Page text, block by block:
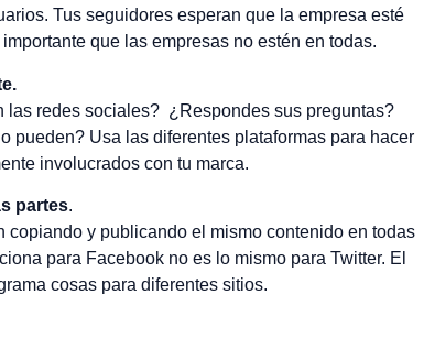
Tus seguidores esperan que la empresa esté
que las empresas no estén en todas.
las redes sociales? ¿Respondes sus preguntas?
pueden? Usa las diferentes plataformas para hacer
involucrados con tu marca.
partes.
copiando y publicando el mismo contenido en todas
para Facebook no es lo mismo para Twitter. El
cosas para diferentes sitios.